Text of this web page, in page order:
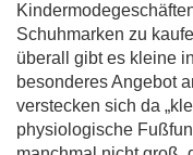
Schuhmarken zu
überall gibt es kleine
besonderes Angebot
verstecken sich da
physiologische